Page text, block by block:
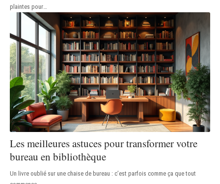
plaintes pour
Les meilleures astuces pour transformer votre
bureau en bibliothèque
Un livre oublié sur une chaise de bureau : c’est parfois comme ça que tout